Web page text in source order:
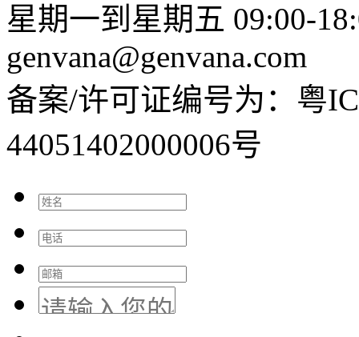
星期一到星期五 09:00-
genvana@genvana.com
备案/许可证编号为：粤
44051402000006号